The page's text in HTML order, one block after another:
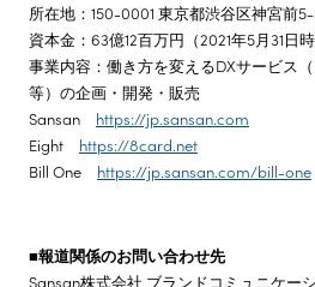
所在地：150-0001 東京都渋谷区神宮前
資本金：63億12百万円（2021年5月31日時
事業内容：働き方を変えるDXサービス
等）の企画・開発・販売
Sansan https://jp.sansan.com
Eight https://8card.net
Bill One https://jp.sansan.com/bill-one
■報道関係のお問い合わせ先
Sansan株式会社 ブランドコミュニケ